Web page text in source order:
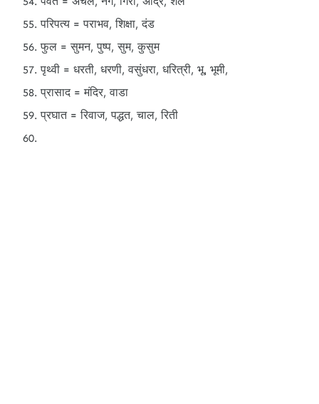
परिपत्य = पराभव, शिक्षा, दंड
फुल = सुमन, पुष्प, सुम, कुसुम
पृथ्वी = धरती, धरणी, वसुंधरा, धरित्री, भू, भूमी,
प्रासाद = मंदिर, वाडा
प्रघात = रिवाज, पद्धत, चाल, रिती